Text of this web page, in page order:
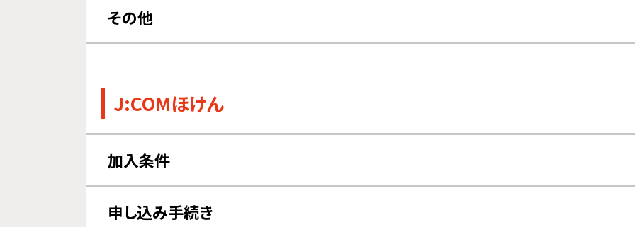
その他の変更について
その他
J:COMほけん
加入条件
申し込みされる方と補償の対象になる方
申し込み手続き